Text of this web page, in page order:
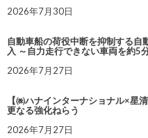
2026年7月30日
自動車船の荷役中断を抑制する自
入 ～自力走行できない車両を約5
2026年7月27日
【㈱ハナインターナショナル×星
更なる強化ねらう
2026年7月27日